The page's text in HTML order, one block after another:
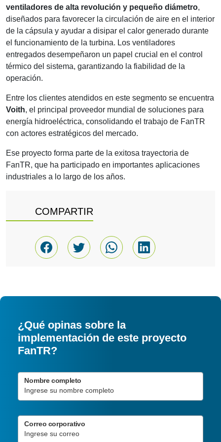
ventiladores de alta revolución y pequeño diámetro,
diseñados para favorecer la circulación de aire en el interior
de la cápsula y ayudar a disipar el calor generado durante
el funcionamiento de la turbina. Los ventiladores
entregados desempeñaron un papel crucial en el control
térmico del sistema, garantizando la fiabilidad de la
operación.
Entre los clientes atendidos en este segmento se encuentra
Voith, el principal proveedor mundial de soluciones para
energía hidroeléctrica, consolidando el trabajo de FanTR
con actores estratégicos del mercado.
Ese proyecto forma parte de la exitosa trayectoria de
FanTR, que ha participado en importantes aplicaciones
industriales a lo largo de los años.
COMPARTIR
¿Qué opinas sobre la
implementación de este proyecto
FanTR?
Nombre completo
Correo corporativo